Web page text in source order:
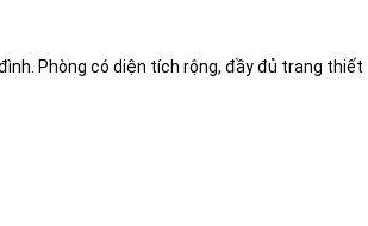
Phòng có diện tích rộng, đầy đủ trang thiết